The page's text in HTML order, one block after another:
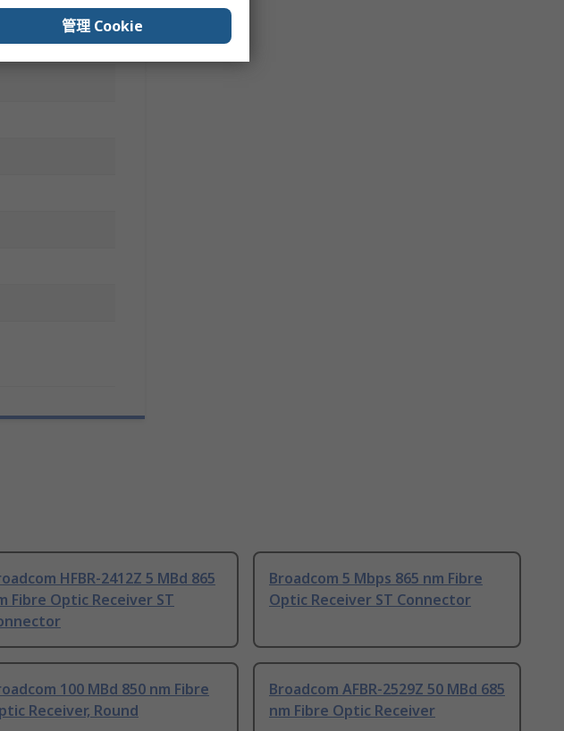
HFBR-2412Z 5 MBd 865
Fibre Optic Receiver ST
Broadcom 5 Mbps 865 nm Fibre
Optic Receiver ST Connector
100 MBd 850 nm Fibre
Receiver, Round
Broadcom AFBR-2529Z 50 MBd 685
nm Fibre Optic Receiver
管理 Cookie